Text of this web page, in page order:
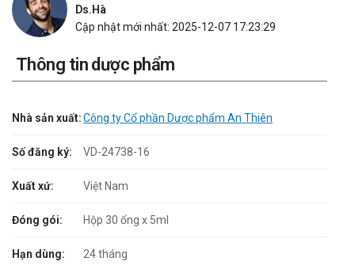
Ds.Hà
Cập nhật mới nhất: 2025-12-07 17:23:29
Thông tin dược phẩm
Nhà sản xuất:Công ty Cổ phần Dược phẩm An Thiên
Số đăng ký: VD-24738-16
Xuất xứ: Việt Nam
Đóng gói: Hộp 30 ống x 5ml
Hạn dùng: 24 tháng